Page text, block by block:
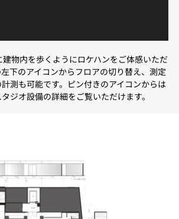
物内を歩くようにロケハンをご体感いただ
下のアイコンからフロアの切り替え、測定
測も可能です。ピン付きのアイコンからは
ジオ設備の詳細をご覧いただけます。